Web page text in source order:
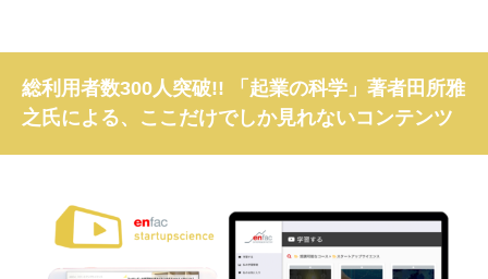
総利用者数300人突破!! 「起業の科学」著者田所雅
之氏による、ここだけでしか見れないコンテンツ